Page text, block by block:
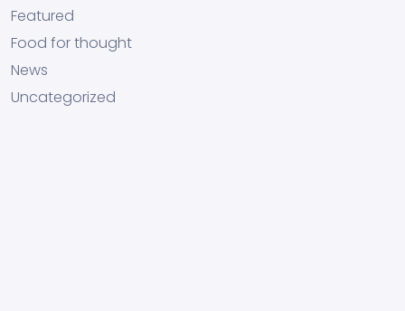
Featured
Food for thought
News
Uncategorized